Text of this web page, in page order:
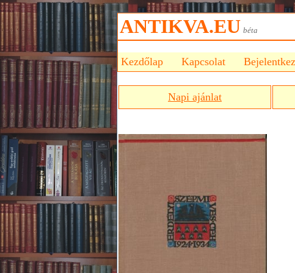
ANTIKVA.EU béta
Kezdőlap Kapcsolat
Napi ajánlat